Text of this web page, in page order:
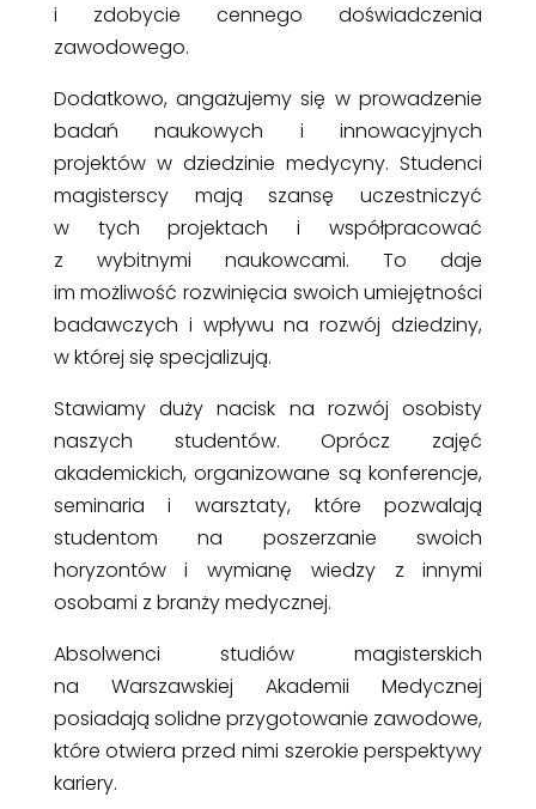
i zdobycie cennego doświadczenia
zawodowego.
Dodatkowo, angażujemy się w prowadzenie
badań naukowych i innowacyjnych
projektów w dziedzinie medycyny. Studenci
magisterscy mają szansę uczestniczyć
w tych projektach i współpracować
z wybitnymi naukowcami. To daje
im możliwość rozwinięcia swoich umiejętności
badawczych i wpływu na rozwój dziedziny,
w której się specjalizują.
Stawiamy duży nacisk na rozwój osobisty
naszych studentów. Oprócz zajęć
akademickich, organizowane są konferencje,
seminaria i warsztaty, które pozwalają
studentom na poszerzanie swoich
horyzontów i wymianę wiedzy z innymi
osobami z branży medycznej.
Absolwenci studiów magisterskich
na Warszawskiej Akademii Medycznej
posiadają solidne przygotowanie zawodowe,
które otwiera przed nimi szerokie perspektywy
kariery.